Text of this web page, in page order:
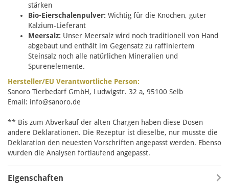
stärken
Bio-Eierschalenpulver: Wichtig für die Knochen, guter
Kalzium-Lieferant
Meersalz: Unser Meersalz wird noch traditionell von Hand
abgebaut und enthält im Gegensatz zu raffiniertem
Steinsalz noch alle natürlichen Mineralien und
Spurenelemente.
Hersteller/EU Verantwortliche Person:
Sanoro Tierbedarf GmbH, Ludwigstr. 32 a, 95100 Selb
Email: info@sanoro.de
** Bis zum Abverkauf der alten Chargen haben diese Dosen
andere Deklarationen. Die Rezeptur ist dieselbe, nur musste die
Deklaration den neuesten Vorschriften angepasst werden. Ebenso
wurden die Analysen fortlaufend angepasst.
Eigenschaften